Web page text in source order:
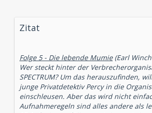
Zitat
Folge 5 - Die lebende Mumie(Earl
Wer steckt hinter der
SPECTRUM? Um das herauszufinden,
junge Privatdetektiv Percy in die
einschleusen. Aber das wird nicht
Aufnahmeregeln sind alles andere als